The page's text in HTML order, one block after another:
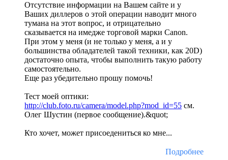
Отсутствие информации на Вашем сайте и у
Ваших диллеров о этой операции наводит много
тумана на этот вопрос, и отрицательно
сказывается на имедже торговой марки Canon.
При этом у меня (и не только у меня, а и у
большинства обладателей такой техники, как 20D)
достаточно опыта, чтобы выполнить такую работу
самостоятельно.
Еще раз убедительно прошу помочь!
Тест моей оптики:
http://club.foto.ru/camera/model.php?mod_id=55 см.
Олег Шустин (первое сообщение).&quot;
Кто хочет, может присоедениться ко мне...
Подробнее